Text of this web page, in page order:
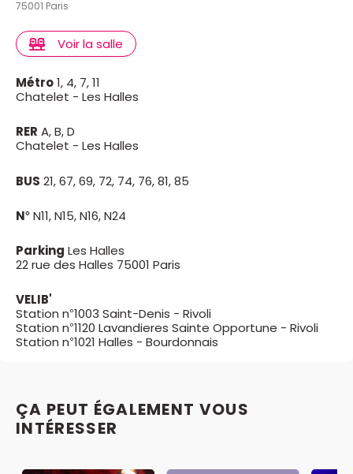
75001 Paris
Voir la salle
Métro1, 4, 7, 11
Chatelet - Les Halles
RER A, B, D
Chatelet - Les Halles
BUS 21, 67, 69, 72, 74, 76, 81, 85
N°N11, N15, N16, N24
Parking Les Halles
22 rue des Halles 75001 Paris
VELIB'
Station n°1003 Saint-Denis - Rivoli
Station n°1120 Lavandieres Sainte Opportune - Rivoli
Station n°1021 Halles - Bourdonnais
ÇA PEUT ÉGALEMENT VOUS
INTÉRESSER